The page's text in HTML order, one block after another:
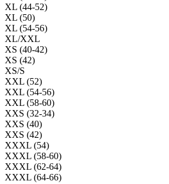
XL (44-52)
XL (50)
XL (54-56)
XL/XXL
XS (40-42)
XS (42)
XS/S
XXL (52)
XXL (54-56)
XXL (58-60)
XXS (32-34)
XXS (40)
XXS (42)
XXXL (54)
XXXL (58-60)
XXXL (62-64)
XXXL (64-66)